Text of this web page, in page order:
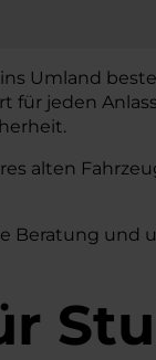
Umland
jeden
alten
Beratung und